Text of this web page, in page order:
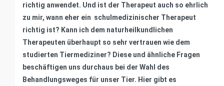
richtig anwendet. Und ist der Therapeut auch so ehrlich
zu mir, wann eher ein schulmedizinischer Therapeut
richtig ist? Kann ich dem naturheilkundlichen
Therapeuten überhaupt so sehr vertrauen wie dem
studierten Tiermediziner? Diese und ähnliche Fragen
beschäftigen uns durchaus bei der Wahl des
Behandlungsweges für unser Tier. Hier gibt es